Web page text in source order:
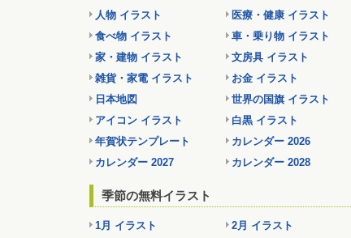
人物 イラスト
医療・健康 イラスト
食べ物 イラスト
車・乗り物 イラスト
家・建物 イラスト
文房具 イラスト
雑貨・家電 イラスト
お金 イラスト
日本地図
世界の国旗 イラスト
アイコン イラスト
白黒 イラスト
年賀状テンプレート
カレンダー 2026
カレンダー 2027
カレンダー 2028
季節の無料イラスト
1月 イラスト
2月 イラスト